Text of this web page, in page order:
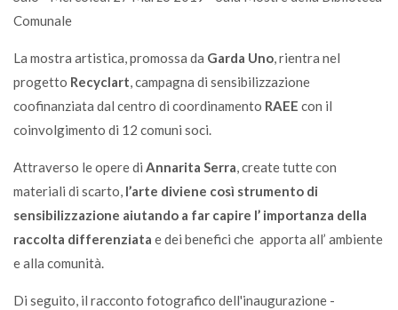
Comunale
La mostra artistica, promossa da Garda Uno, rientra nel
progetto Recyclart, campagna di sensibilizzazione
coofinanziata dal centro di coordinamento RAEE con il
coinvolgimento di 12 comuni soci.
Attraverso le opere di Annarita Serra, create tutte con
materiali di scarto, l’arte diviene così strumento di
sensibilizzazione aiutando a far capire l’ importanza della
raccolta differenziata e dei benefici che apporta all’ ambiente
e alla comunità.
Di seguito, il racconto fotografico dell'inaugurazione -